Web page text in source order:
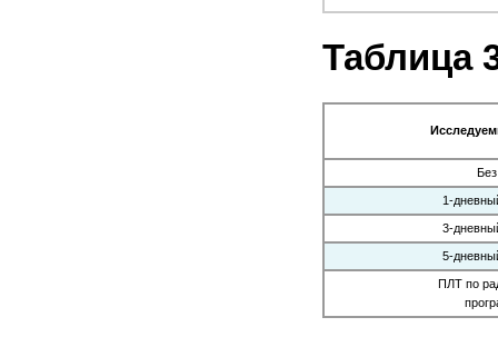
Таблица
1-
3-
5-
ПЛТ по